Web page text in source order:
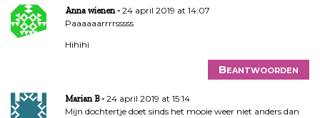
Anna wienen
24 april 2019 at 14:07
Paaaaaarrrrsssss
Hihihi
Beantwoorden
Marian B
24 april 2019 at 15:14
Mijn dochtertje doet sinds het mooie weer niet anders dan